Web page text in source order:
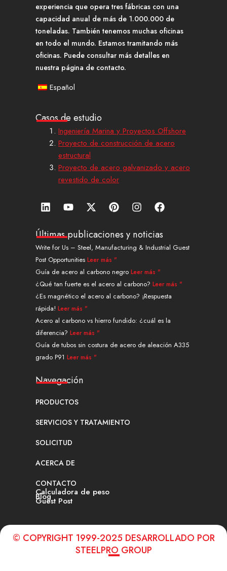
experiencia que opera tres fábricas con una
capacidad anual de más de 1.000.000 de
toneladas. También tenemos muchas oficinas
en todo el mundo. Estamos tramitando más
oficinas. Puede consultar más detalles en
nuestra página de contacto.
Español
Casos de estudio
Ingeniería Marina y Proyectos Offshore
Proyecto de construcción de acero
estructural
Proyecto de acero galvanizado y acero
revestido de color
L
i
k
e
d
i
n
Y
o
t
u
b
e
X
-
w
i
t
t
e
r
P
i
t
e
r
e
s
t
I
n
t
a
g
a
m
F
a
e
b
o
k
Últimas publicaciones y noticias
Write for Us – Steel, Manufacturing & Industrial Guest
Post Opportunities Leer más "
Guía de acero al carbono negro Leer más "
¿Qué tan fuerte es el acero al carbono? Leer más "
¿Es magnético el acero al carbono? ¡Respuesta
rápida! Leer más "
Acero al carbono vs hierro fundido: ¿cuál es la
diferencia? Leer más "
Guía de tubos sin costura de acero de aleación A335
grado P91 Leer más "
Navegación
PRODUCTOS
SERVICIOS Y TRATAMIENTO
SOLICITUD
ACERCA DE
CONTACTO
Calculadora de peso
Blog
Guest Post
© COPYRIGHT 1999-2025 DESARROLLADO POR
STEELPRO GROUP